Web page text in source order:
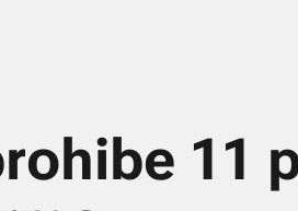
11